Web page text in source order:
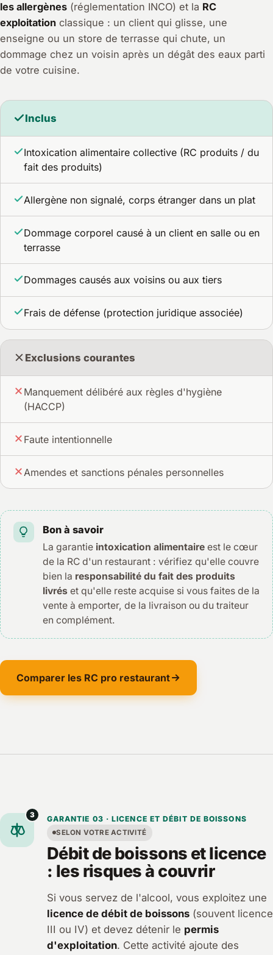
les allergènes (réglementation INCO) et la RC
exploitation classique : un client qui glisse, une
enseigne ou un store de terrasse qui chute, un
dommage chez un voisin après un dégât des eaux parti
de votre cuisine.
Inclus
Intoxication alimentaire collective (RC produits / du
fait des produits)
Allergène non signalé, corps étranger dans un plat
Dommage corporel causé à un client en salle ou en
terrasse
Dommages causés aux voisins ou aux tiers
Frais de défense (protection juridique associée)
Exclusions courantes
Manquement délibéré aux règles d'hygiène
(HACCP)
Faute intentionnelle
Amendes et sanctions pénales personnelles
Bon à savoir
La garantie intoxication alimentaire est le cœur
de la RC d'un restaurant : vérifiez qu'elle couvre
bien la responsabilité du fait des produits
livrés et qu'elle reste acquise si vous faites de la
vente à emporter, de la livraison ou du traiteur
en complément.
Comparer les RC pro restaurant
3 GARANTIE 03 · LICENCE ET DÉBIT DE BOISSONS
SELON VOTRE ACTIVITÉ
Débit de boissons et licence
: les risques à couvrir
Si vous servez de l'alcool, vous exploitez une
licence de débit de boissons(souvent licence
III ou IV) et devez détenir le permis
d'exploitation. Cette activité ajoute des